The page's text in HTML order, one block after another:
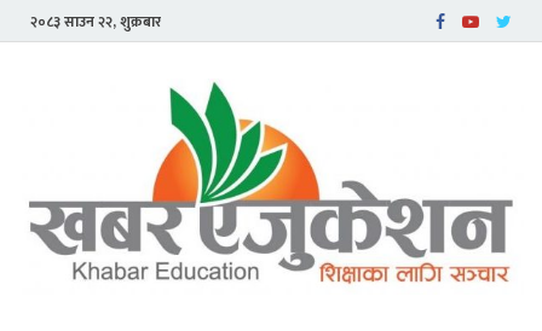
२०८३ साउन २२, शुक्रबार